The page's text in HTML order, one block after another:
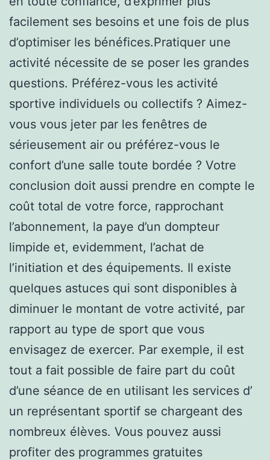
facilement ses besoins et une fois de plus
d’optimiser les bénéfices.Pratiquer une
activité nécessite de se poser les grandes
questions. Préférez-vous les activité
sportive individuels ou collectifs ? Aimez-
vous vous jeter par les fenêtres de
sérieusement air ou préférez-vous le
confort d’une salle toute bordée ? Votre
conclusion doit aussi prendre en compte le
coût total de votre force, rapprochant
l’abonnement, la paye d’un dompteur
limpide et, evidemment, l’achat de
l’initiation et des équipements. Il existe
quelques astuces qui sont disponibles à
diminuer le montant de votre activité, par
rapport au type de sport que vous
envisagez de exercer. Par exemple, il est
tout a fait possible de faire part du coût
d’une séance de en utilisant les services d’
un représentant sportif se chargeant des
nombreux élèves. Vous pouvez aussi
profiter des programmes gratuites